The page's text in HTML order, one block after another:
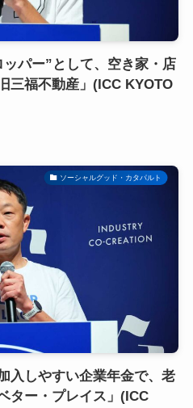
パー”として、空き家・店
三福不動産」(ICC KYOTO
ソーシャルグッド・カタパルト
入しやすい企業年金で、老
ター・プレイス」(ICC